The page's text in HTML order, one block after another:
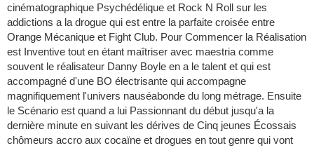
cinématographique Psychédélique et Rock N Roll sur les
addictions a la drogue qui est entre la parfaite croisée entre
Orange Mécanique et Fight Club. Pour Commencer la Réalisation
est Inventive tout en étant maîtriser avec maestria comme
souvent le réalisateur Danny Boyle en a le talent et qui est
accompagné d'une BO électrisante qui accompagne
magnifiquement l'univers nauséabonde du long métrage. Ensuite
le Scénario est quand a lui Passionnant du début jusqu'a la
dernière minute en suivant les dérives de Cinq jeunes Écossais
chômeurs accro aux cocaïne et drogues en tout genre qui vont